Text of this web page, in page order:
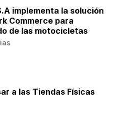
implementa la solución
Commerce para
de las motocicletas
a las Tiendas Físicas